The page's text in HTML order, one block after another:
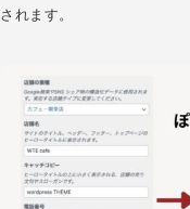
されます。